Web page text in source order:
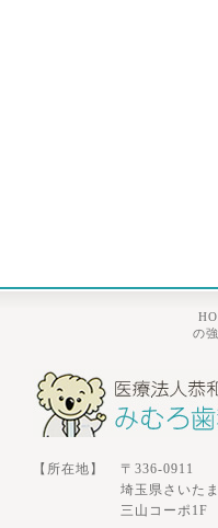
の
【所在地】
〒336-0911
埼玉県さいた
三山コーポ1F